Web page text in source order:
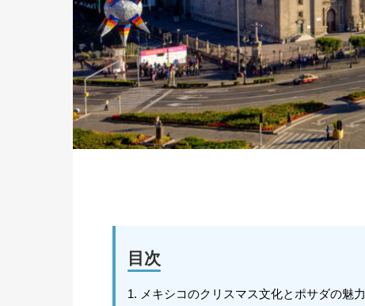
目次
1. メキシコのクリスマス文化とポサダの魅力